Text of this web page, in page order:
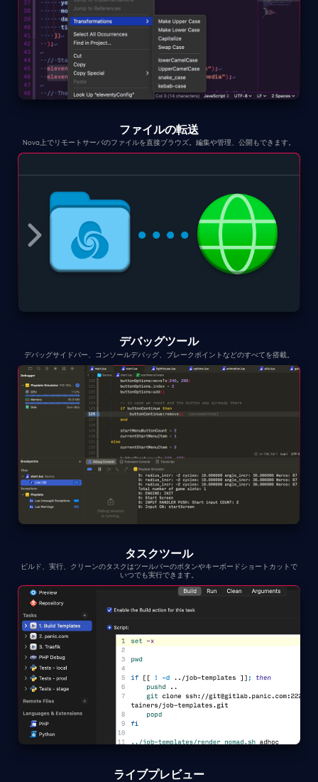
ファイルの転送
Nova上でリモートサーバのファイルを直接ブラウズ。編集や管理、公開もできます。
デバッグツール
デバッグサイドバー、コンソールデバッグ、ブレークポイントなどのすべてを搭載。
タスクツール
ビルド、実行、クリーンのタスクはツールバーのボタンやキーボードショートカットで
いつでも実行できます。
ライブプレビュー